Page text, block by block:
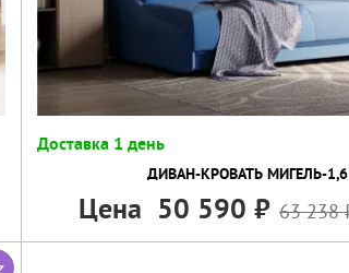
Доставка 1 день
ДИВАН-КРОВАТЬ МИГЕЛЬ-1,6
Цена 50 590 63 238